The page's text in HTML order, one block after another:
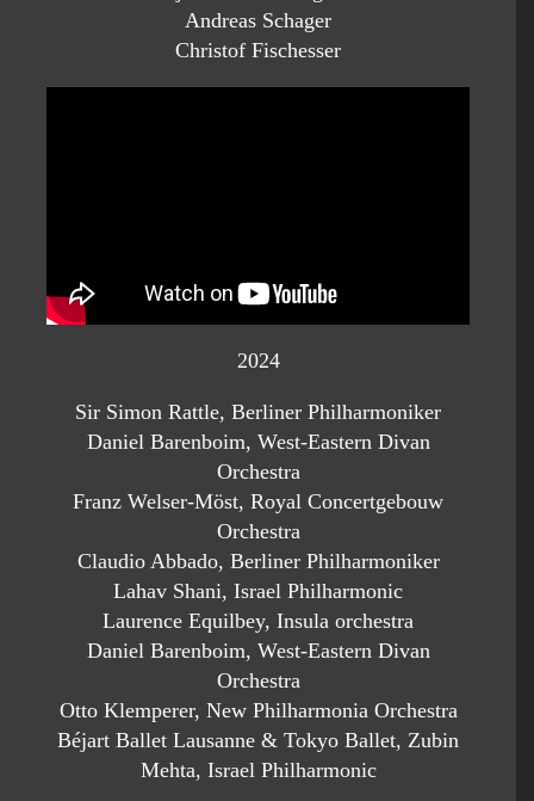
Andreas Schager
Christof Fischesser
2024
Sir Simon Rattle, Berliner Philharmoniker
Daniel Barenboim, West-Eastern Divan
Orchestra
Franz Welser-Möst, Royal Concertgebouw
Orchestra
Claudio Abbado, Berliner Philharmoniker
Lahav Shani, Israel Philharmonic
Laurence Equilbey, Insula orchestra
Daniel Barenboim, West-Eastern Divan
Orchestra
Otto Klemperer, New Philharmonia Orchestra
Béjart Ballet Lausanne & Tokyo Ballet, Zubin
Mehta, Israel Philharmonic